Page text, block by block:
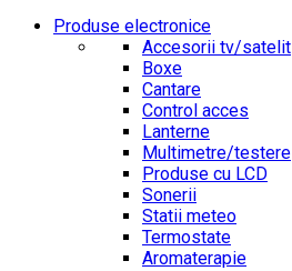
Produse electronice
Accesorii tv/satelit
Boxe
Cantare
Control acces
Lanterne
Multimetre/testere
Produse cu LCD
Sonerii
Statii meteo
Termostate
Aromaterapie